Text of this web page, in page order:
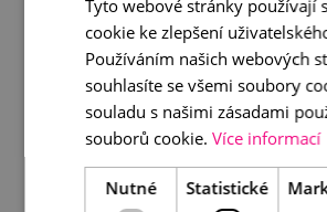
Visací náušnice s
1 090 Kč
DETAIL DO
Tyto webové stránky používají
cookie ke zlepšení
Používáním našich webových
souhlasíte se všemi soubory
souladu s našimi zásadami
souborů cookie. Více informací
Nutné Statistické